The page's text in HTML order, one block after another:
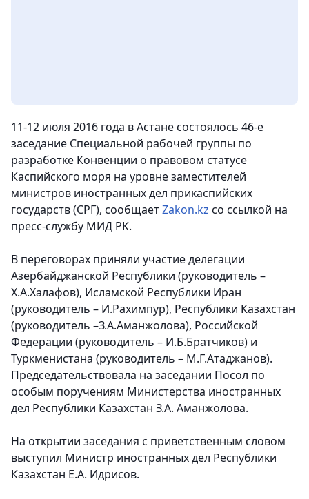
11-12 июля 2016 года в Астане состоялось 46-е
заседание Специальной рабочей группы по
разработке Конвенции о правовом статусе
Каспийского моря на уровне заместителей
министров иностранных дел прикаспийских
государств (СРГ), сообщаетZakon.kz со ссылкой на
пресс-службу МИД РК.
В переговорах приняли участие делегации
Азербайджанской Республики (руководитель –
Х.А.Халафов), Исламской Республики Иран
(руководитель – И.Рахимпур), Республики Казахстан
(руководитель –З.А.Аманжолова), Российской
Федерации (руководитель – И.Б.Братчиков) и
Туркменистана (руководитель – М.Г.Атаджанов).
Председательствовала на заседании Посол по
особым поручениям Министерства иностранных
дел Республики Казахстан З.А. Аманжолова.
На открытии заседания с приветственным словом
выступил Министр иностранных дел Республики
Казахстан Е.А. Идрисов.